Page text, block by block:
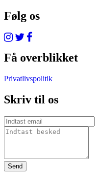
Følg os
Få overblikket
Privatlivspolitik
Skriv til os